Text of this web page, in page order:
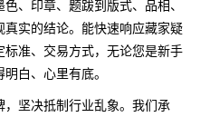
、印章、题跋到版式、品相、
实的结论。能快速响应藏家疑
准、交易方式，无论您是新手
白、心里有底。
坚决抵制行业乱象。我们承